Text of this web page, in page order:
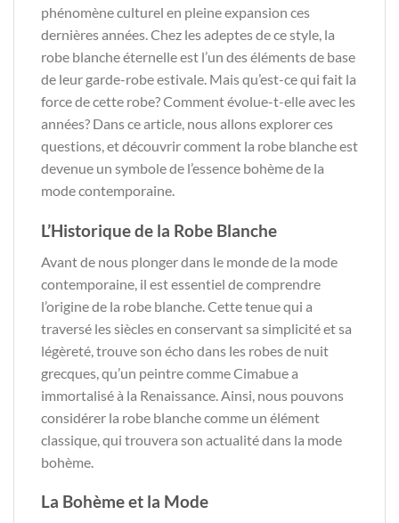
phénomène culturel en pleine expansion ces
dernières années. Chez les adeptes de ce style, la
robe blanche éternelle est l’un des éléments de base
de leur garde-robe estivale. Mais qu’est-ce qui fait la
force de cette robe? Comment évolue-t-elle avec les
années? Dans ce article, nous allons explorer ces
questions, et découvrir comment la robe blanche est
devenue un symbole de l’essence bohème de la
mode contemporaine.
L’Historique de la Robe Blanche
Avant de nous plonger dans le monde de la mode
contemporaine, il est essentiel de comprendre
l’origine de la robe blanche. Cette tenue qui a
traversé les siècles en conservant sa simplicité et sa
légèreté, trouve son écho dans les robes de nuit
grecques, qu’un peintre comme Cimabue a
immortalisé à la Renaissance. Ainsi, nous pouvons
considérer la robe blanche comme un élément
classique, qui trouvera son actualité dans la mode
bohème.
La Bohème et la Mode